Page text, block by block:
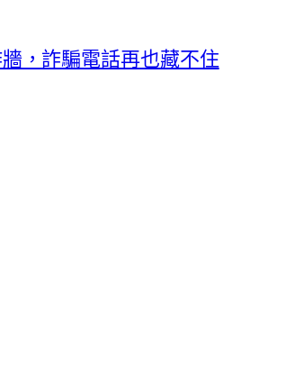
，詐騙電話再也藏不住